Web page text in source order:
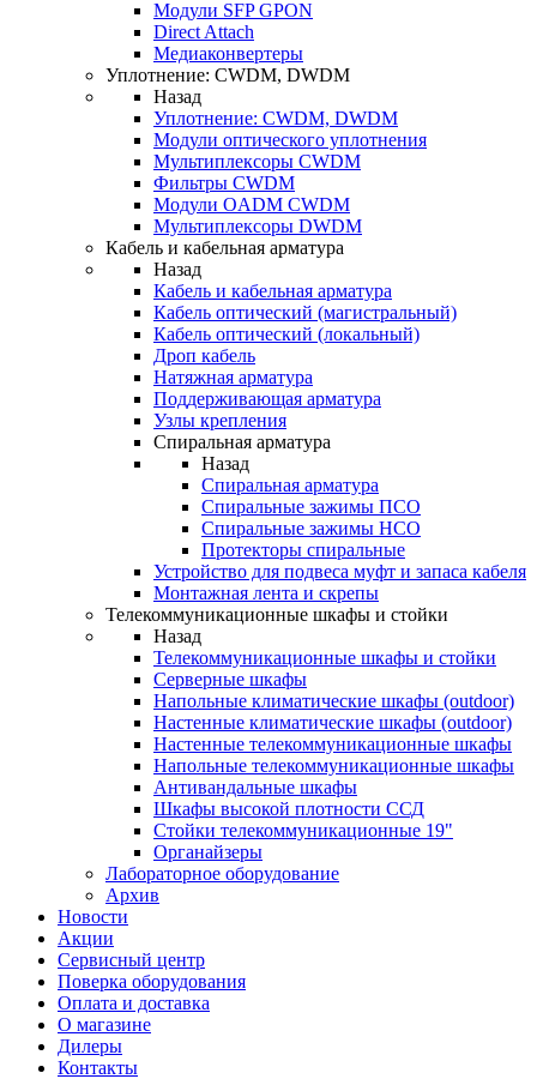
Модули SFP GPON
Direct Attach
Медиаконвертеры
Уплотнение: CWDM, DWDM
Назад
Уплотнение: CWDM, DWDM
Модули оптического уплотнения
Мультиплексоры CWDM
Фильтры CWDM
Модули OADM CWDM
Мультиплексоры DWDM
Кабель и кабельная арматура
Назад
Кабель и кабельная арматура
Кабель оптический (магистральный)
Кабель оптический (локальный)
Дроп кабель
Натяжная арматура
Поддерживающая арматура
Узлы крепления
Спиральная арматура
Назад
Спиральная арматура
Спиральные зажимы ПСО
Спиральные зажимы НСО
Протекторы спиральные
Устройство для подвеса муфт и запаса кабеля
Монтажная лента и скрепы
Телекоммуникационные шкафы и стойки
Назад
Телекоммуникационные шкафы и стойки
Серверные шкафы
Напольные климатические шкафы (outdoor)
Настенные климатические шкафы (outdoor)
Настенные телекоммуникационные шкафы
Напольные телекоммуникационные шкафы
Антивандальные шкафы
Шкафы высокой плотности ССД
Стойки телекоммуникационные 19"
Органайзеры
Лабораторное оборудование
Архив
Новости
Акции
Сервисный центр
Поверка оборудования
Оплата и доставка
О магазине
Дилеры
Контакты